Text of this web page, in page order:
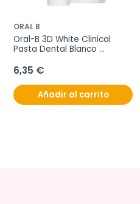
ORAL B
Oral-B 3D White Clinical
Pasta Dental Blanco
6,35 €
Añadir al carrito